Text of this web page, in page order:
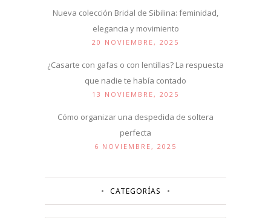
Nueva colección Bridal de Sibilina: feminidad,
elegancia y movimiento
20 NOVIEMBRE, 2025
¿Casarte con gafas o con lentillas? La respuesta
que nadie te había contado
13 NOVIEMBRE, 2025
Cómo organizar una despedida de soltera
perfecta
6 NOVIEMBRE, 2025
CATEGORÍAS